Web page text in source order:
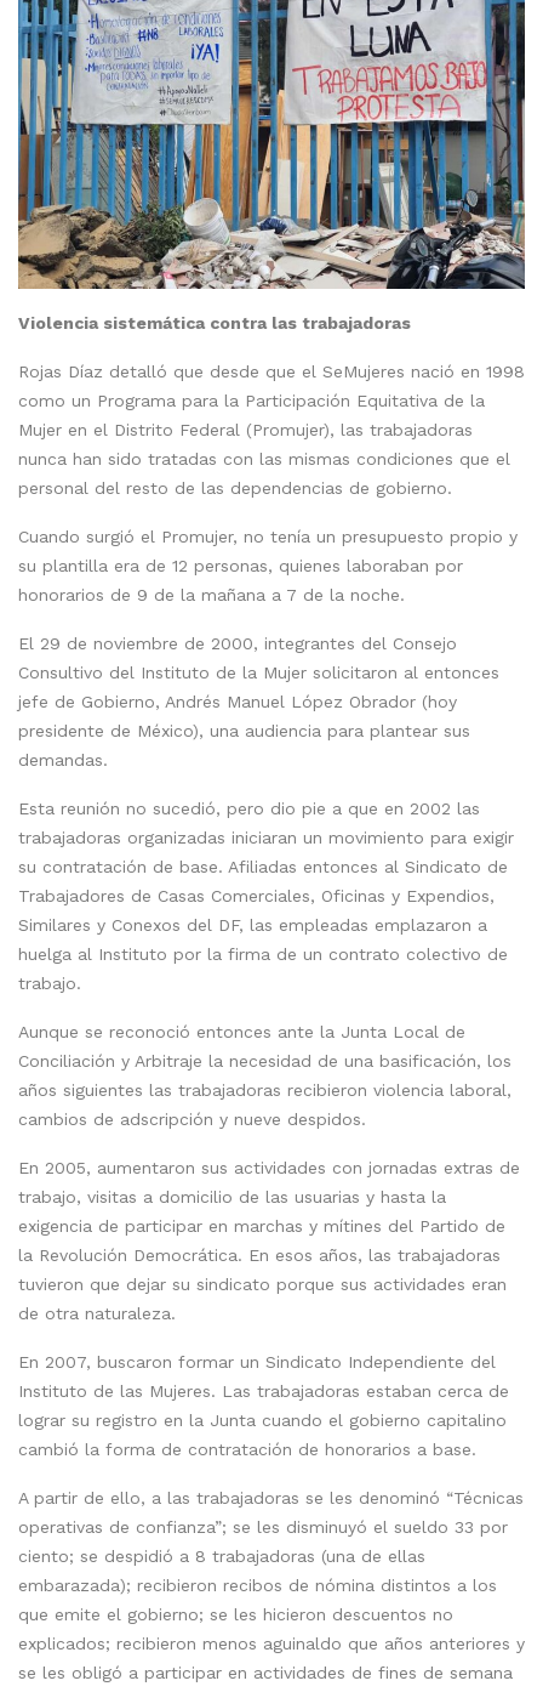
Violencia sistemática contra las trabajadoras
Rojas Díaz detalló que desde que el SeMujeres nació en 1998
como un Programa para la Participación Equitativa de la
Mujer en el Distrito Federal (Promujer), las trabajadoras
nunca han sido tratadas con las mismas condiciones que el
personal del resto de las dependencias de gobierno.
Cuando surgió el Promujer, no tenía un presupuesto propio y
su plantilla era de 12 personas, quienes laboraban por
honorarios de 9 de la mañana a 7 de la noche.
El 29 de noviembre de 2000, integrantes del Consejo
Consultivo del Instituto de la Mujer solicitaron al entonces
jefe de Gobierno, Andrés Manuel López Obrador (hoy
presidente de México), una audiencia para plantear sus
demandas.
Esta reunión no sucedió, pero dio pie a que en 2002 las
trabajadoras organizadas iniciaran un movimiento para exigir
su contratación de base. Afiliadas entonces al Sindicato de
Trabajadores de Casas Comerciales, Oficinas y Expendios,
Similares y Conexos del DF, las empleadas emplazaron a
huelga al Instituto por la firma de un contrato colectivo de
trabajo.
Aunque se reconoció entonces ante la Junta Local de
Conciliación y Arbitraje la necesidad de una basificación, los
años siguientes las trabajadoras recibieron violencia laboral,
cambios de adscripción y nueve despidos.
En 2005, aumentaron sus actividades con jornadas extras de
trabajo, visitas a domicilio de las usuarias y hasta la
exigencia de participar en marchas y mítines del Partido de
la Revolución Democrática. En esos años, las trabajadoras
tuvieron que dejar su sindicato porque sus actividades eran
de otra naturaleza.
En 2007, buscaron formar un Sindicato Independiente del
Instituto de las Mujeres. Las trabajadoras estaban cerca de
lograr su registro en la Junta cuando el gobierno capitalino
cambió la forma de contratación de honorarios a base.
A partir de ello, a las trabajadoras se les denominó “Técnicas
operativas de confianza”; se les disminuyó el sueldo 33 por
ciento; se despidió a 8 trabajadoras (una de ellas
embarazada); recibieron recibos de nómina distintos a los
que emite el gobierno; se les hicieron descuentos no
explicados; recibieron menos aguinaldo que años anteriores y
se les obligó a participar en actividades de fines de semana